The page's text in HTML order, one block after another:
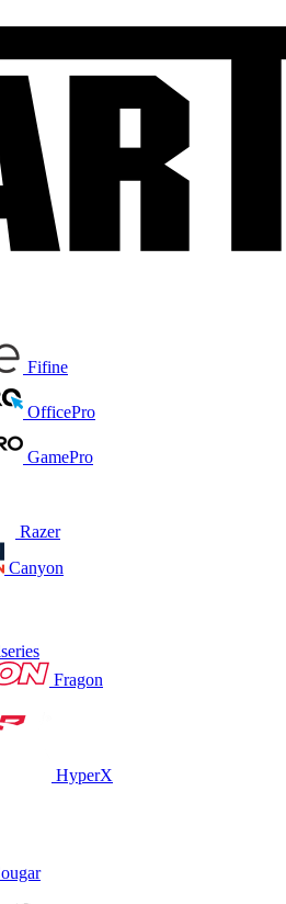
Fifine
OfficePro
GamePro
Razer
Canyon
Fragon
HyperX